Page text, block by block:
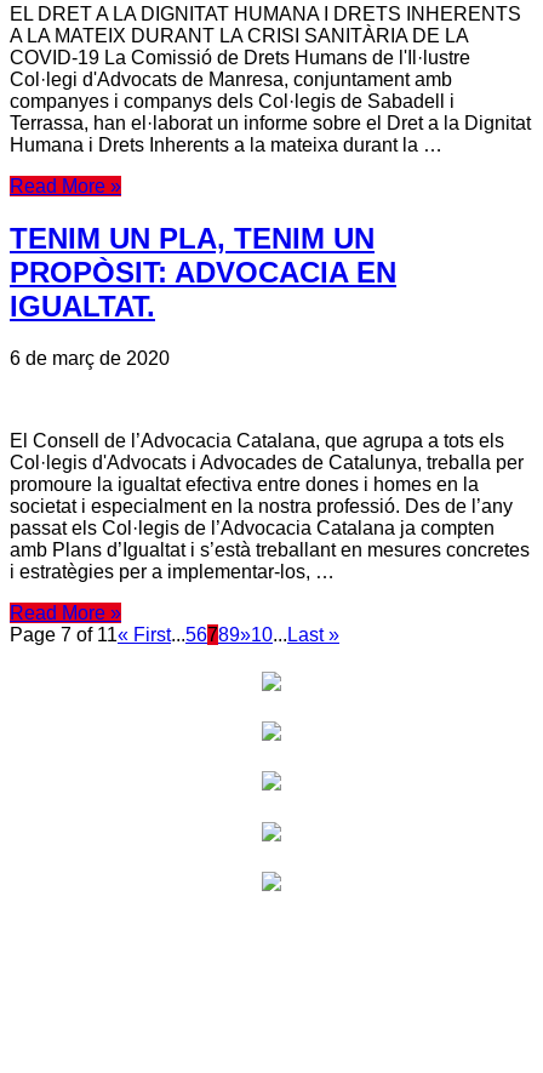
EL DRET A LA DIGNITAT HUMANA I DRETS INHERENTS
A LA MATEIX DURANT LA CRISI SANITÀRIA DE LA
COVID-19 La Comissió de Drets Humans de l'Il·lustre
Col·legi d'Advocats de Manresa, conjuntament amb
companyes i companys dels Col·legis de Sabadell i
Terrassa, han el·laborat un informe sobre el Dret a la Dignitat
Humana i Drets Inherents a la mateixa durant la …
Read More »
TENIM UN PLA, TENIM UN
PROPÒSIT: ADVOCACIA EN
IGUALTAT.
6 de març de 2020
El Consell de l’Advocacia Catalana, que agrupa a tots els
Col·legis d'Advocats i Advocades de Catalunya, treballa per
promoure la igualtat efectiva entre dones i homes en la
societat i especialment en la nostra professió. Des de l’any
passat els Col·legis de l’Advocacia Catalana ja compten
amb Plans d’Igualtat i s’està treballant en mesures concretes
i estratègies per a implementar-los, …
Read More »
Page 7 of 11« First...56789»10... Last »